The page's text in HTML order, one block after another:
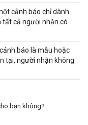
cảnh báo chỉ dành
cả người nhận có
báo là mẫu hoặc
tại, người nhận không
bạn không?